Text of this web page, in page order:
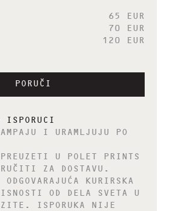
65 EUR
70 EUR
120 EUR
PORUČI
ISPORUCI
I URAMLJUJU PO
U POLET PRINTS
ZA DOSTAVU.
KURIRSKA
OD DELA SVETA U
ISPORUKA NIJE